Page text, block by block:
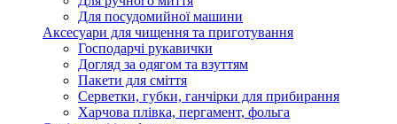
Для посудомийної машини
Аксесуари для чищення та приготування
Господарчі рукавички
Догляд за одягом та взуттям
Пакети для сміття
Серветки, губки, ганчірки для прибирання
Харчова плівка, пергамент, фольга